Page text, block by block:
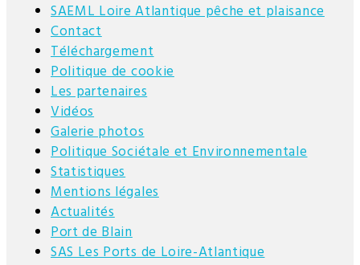
SAEML Loire Atlantique pêche et plaisance
Contact
Téléchargement
Politique de cookie
Les partenaires
Vidéos
Galerie photos
Politique Sociétale et Environnementale
Statistiques
Mentions légales
Actualités
Port de Blain
SAS Les Ports de Loire-Atlantique